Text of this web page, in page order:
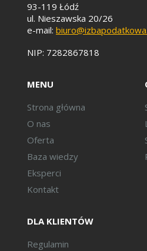
93-119 Łódź
ul. Nieszawska 20/26
e-mail:
NIP: 7282867818
MENU
Strona główna
O nas
Oferta
Baza wiedzy
Eksperci
Kontakt
DLA KLIENTÓW
Regulamin